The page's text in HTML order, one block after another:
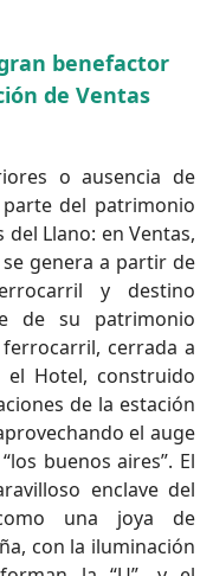
benefactor
de Ventas
o ausencia de
del patrimonio
Llano: en Ventas,
genera a partir de
y destino
de su patrimonio
cerrada a
el Hotel, construido
de la estación
el auge
buenos aires”. El
enclave del
una joya de
con la iluminación